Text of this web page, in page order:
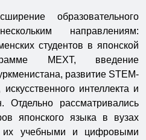
образовательного
направлениям:
студентов в японской
MEXT, введение
развитие STEM-
интеллекта и
Отдельно рассматривались
японского языка в вузах
их учебными и цифровыми